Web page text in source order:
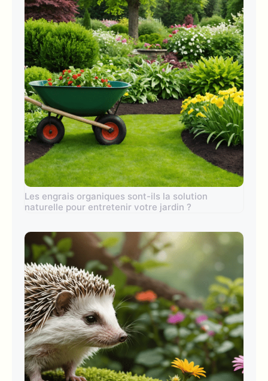
Les engrais organiques sont-ils la solution
naturelle pour entretenir votre jardin ?